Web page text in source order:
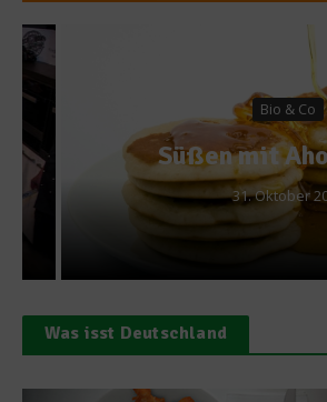
Bio & Co
Süßen mit
31. Oktober 2013
Was isst Deutschland